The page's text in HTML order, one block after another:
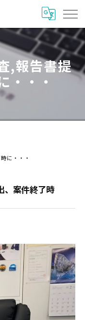
,報告書提
・・・
に・・・
、案件終了時